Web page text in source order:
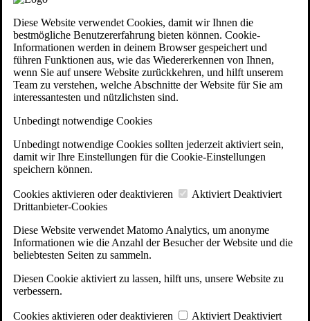
Diese Website verwendet Cookies, damit wir Ihnen die
bestmögliche Benutzererfahrung bieten können. Cookie-
Informationen werden in deinem Browser gespeichert und
führen Funktionen aus, wie das Wiedererkennen von Ihnen,
wenn Sie auf unsere Website zurückkehren, und hilft unserem
Team zu verstehen, welche Abschnitte der Website für Sie am
interessantesten und nützlichsten sind.
Unbedingt notwendige Cookies
Unbedingt notwendige Cookies sollten jederzeit aktiviert sein,
damit wir Ihre Einstellungen für die Cookie-Einstellungen
speichern können.
Cookies aktivieren oder deaktivieren Aktiviert Deaktiviert
Drittanbieter-Cookies
Diese Website verwendet Matomo Analytics, um anonyme
Informationen wie die Anzahl der Besucher der Website und die
beliebtesten Seiten zu sammeln.
Diesen Cookie aktiviert zu lassen, hilft uns, unsere Website zu
verbessern.
Cookies aktivieren oder deaktivieren Aktiviert Deaktiviert